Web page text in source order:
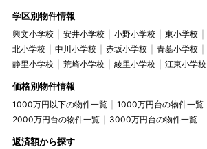
学区別物件情報
興文小学校 安井小学校 小野小学校 東小学校
北小学校
中川小学校 赤坂小学校 青墓小学校
静里小学校
荒崎小学校 綾里小学校 江東小学校
価格別物件情報
1000万円以下の物件一覧
1000万円台の物件一覧
2000万円台の物件一覧
3000万円台の物件一覧
返済額から探す